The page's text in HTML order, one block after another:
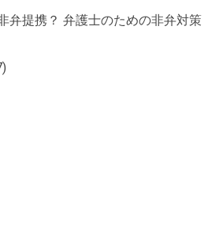
弁提携？ 弁護士のための非弁対策